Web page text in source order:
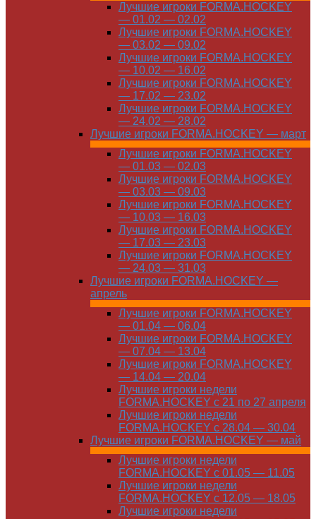
Лучшие игроки FORMA.HOCKEY
— 01.02 — 02.02
Лучшие игроки FORMA.HOCKEY
— 03.02 — 09.02
Лучшие игроки FORMA.HOCKEY
— 10.02 — 16.02
Лучшие игроки FORMA.HOCKEY
— 17.02 — 23.02
Лучшие игроки FORMA.HOCKEY
— 24.02 — 28.02
Лучшие игроки FORMA.HOCKEY — март
Лучшие игроки FORMA.HOCKEY
— 01.03 — 02.03
Лучшие игроки FORMA.HOCKEY
— 03.03 — 09.03
Лучшие игроки FORMA.HOCKEY
— 10.03 — 16.03
Лучшие игроки FORMA.HOCKEY
— 17.03 — 23.03
Лучшие игроки FORMA.HOCKEY
— 24.03 — 31.03
Лучшие игроки FORMA.HOCKEY —
апрель
Лучшие игроки FORMA.HOCKEY
— 01.04 — 06.04
Лучшие игроки FORMA.HOCKEY
— 07.04 — 13.04
Лучшие игроки FORMA.HOCKEY
— 14.04 — 20.04
Лучшие игроки недели
FORMA.HOCKEY с 21 по 27 апреля
Лучшие игроки недели
FORMA.HOCKEY с 28.04 — 30.04
Лучшие игроки FORMA.HOCKEY — май
Лучшие игроки недели
FORMA.HOCKEY с 01.05 — 11.05
Лучшие игроки недели
FORMA.HOCKEY с 12.05 — 18.05
Лучшие игроки недели